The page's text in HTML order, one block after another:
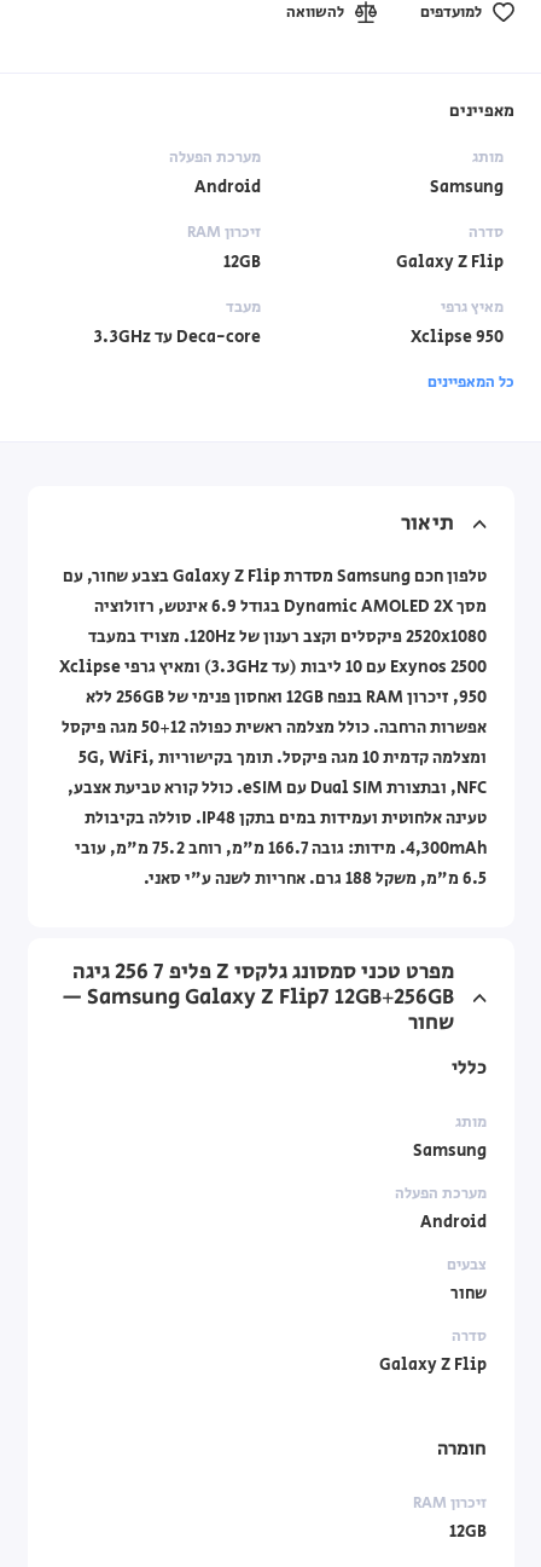
למועדפים להשוואה
מאפיינים
מותג
Samsung
מערכת הפעלה
Android
סדרה
Galaxy Z Flip
זיכרון RAM
12GB
מאיץ גרפי
Xclipse 950
מעבד
Deca-core עד 3.3GHz
כל המאפיינים
תיאור
טלפון חכם Samsung מסדרת Galaxy Z Flip בצבע שחור, עם
מסך Dynamic AMOLED 2X בגודל 6.9 אינטש, רזולוציה
2520x1080 פיקסלים וקצב רענון של 120Hz. מצויד במעבד
Exynos 2500 עם 10 ליבות (עד 3.3GHz) ומאיץ גרפי Xclipse
950, זיכרון RAM בנפח 12GB ואחסון פנימי של 256GB ללא
אפשרות הרחבה. כולל מצלמה ראשית כפולה 50+12 מגה פיקסל
ומצלמה קדמית 10 מגה פיקסל. תומך בקישוריות 5G, WiFi,
NFC, ובתצורת Dual SIM עם eSIM. כולל קורא טביעת אצבע,
טעינה אלחוטית ועמידות במים בתקן IP48. סוללה בקיבולת
4,300mAh. מידות: גובה 166.7 מ"מ, רוחב 75.2 מ"מ, עובי
6.5 מ"מ, משקל 188 גרם. אחריות לשנה ע"י סאני.
מפרט טכני סמסונג גלקסי Z פליפ 7 256 גיגה
Samsung Galaxy Z Flip7 12GB+256GB —
שחור
כללי
מותג
Samsung
מערכת הפעלה
Android
צבעים
שחור
סדרה
Galaxy Z Flip
חומרה
זיכרון RAM
12GB